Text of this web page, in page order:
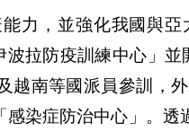
力，並強化我國與
拉防疫訓練中心」
越南等國派員參訓，
染症防治中心」。